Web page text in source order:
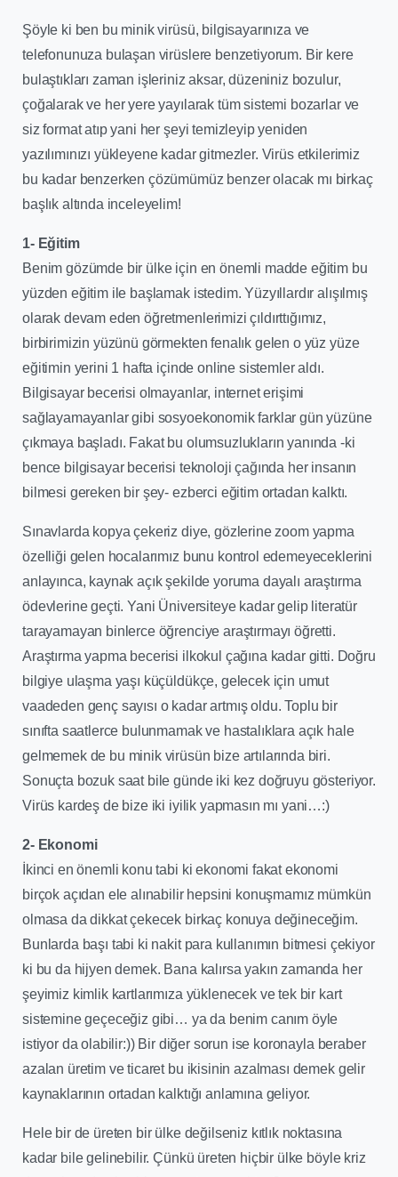
Şöyle ki ben bu minik virüsü, bilgisayarınıza ve
telefonunuza bulaşan virüslere benzetiyorum. Bir kere
bulaştıkları zaman işleriniz aksar, düzeniniz bozulur,
çoğalarak ve her yere yayılarak tüm sistemi bozarlar ve
siz format atıp yani her şeyi temizleyip yeniden
yazılımınızı yükleyene kadar gitmezler. Virüs etkilerimiz
bu kadar benzerken çözümümüz benzer olacak mı birkaç
başlık altında inceleyelim!
1- Eğitim
Benim gözümde bir ülke için en önemli madde eğitim bu
yüzden eğitim ile başlamak istedim. Yüzyıllardır alışılmış
olarak devam eden öğretmenlerimizi çıldırttığımız,
birbirimizin yüzünü görmekten fenalık gelen o yüz yüze
eğitimin yerini 1 hafta içinde online sistemler aldı.
Bilgisayar becerisi olmayanlar, internet erişimi
sağlayamayanlar gibi sosyoekonomik farklar gün yüzüne
çıkmaya başladı. Fakat bu olumsuzlukların yanında -ki
bence bilgisayar becerisi teknoloji çağında her insanın
bilmesi gereken bir şey- ezberci eğitim ortadan kalktı.
Sınavlarda kopya çekeriz diye, gözlerine zoom yapma
özelliği gelen hocalarımız bunu kontrol edemeyeceklerini
anlayınca, kaynak açık şekilde yoruma dayalı araştırma
ödevlerine geçti. Yani Üniversiteye kadar gelip literatür
tarayamayan binlerce öğrenciye araştırmayı öğretti.
Araştırma yapma becerisi ilkokul çağına kadar gitti. Doğru
bilgiye ulaşma yaşı küçüldükçe, gelecek için umut
vaadeden genç sayısı o kadar artmış oldu. Toplu bir
sınıfta saatlerce bulunmamak ve hastalıklara açık hale
gelmemek de bu minik virüsün bize artılarında biri.
Sonuçta bozuk saat bile günde iki kez doğruyu gösteriyor.
Virüs kardeş de bize iki iyilik yapmasın mı yani…:)
2- Ekonomi
İkinci en önemli konu tabi ki ekonomi fakat ekonomi
birçok açıdan ele alınabilir hepsini konuşmamız mümkün
olmasa da dikkat çekecek birkaç konuya değineceğim.
Bunlarda başı tabi ki nakit para kullanımın bitmesi çekiyor
ki bu da hijyen demek. Bana kalırsa yakın zamanda her
şeyimiz kimlik kartlarımıza yüklenecek ve tek bir kart
sistemine geçeceğiz gibi… ya da benim canım öyle
istiyor da olabilir:)) Bir diğer sorun ise koronayla beraber
azalan üretim ve ticaret bu ikisinin azalması demek gelir
kaynaklarının ortadan kalktığı anlamına geliyor.
Hele bir de üreten bir ülke değilseniz kıtlık noktasına
kadar bile gelinebilir. Çünkü üreten hiçbir ülke böyle kriz